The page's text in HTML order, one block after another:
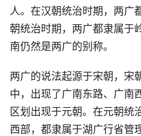
人。在汉朝统治时期，两广
朝统治时期，两广都隶属于
南仍然是两广的别称。
两广的说法起源于宋朝，宋
中，出现了广南东路、广南
区划出现于元朝。在元朝统
西部，都隶属于湖广行省管